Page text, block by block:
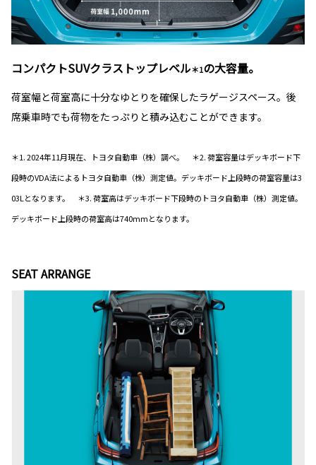
コンパクトSUVクラストップレベル＊1の大容量。
荷室幅と荷室高に十分なゆとりを確保したラゲージスペース。後
席乗車時でも荷物をたっぷりと積み込むことができます。
＊1. 2024年11月現在、トヨタ自動車（株）調べ。 ＊2. 荷室容量はデッキボード下
段時のVDA法によるトヨタ自動車（株）測定値。デッキボード上段時の荷室容量は3
03Lとなります。 ＊3. 荷室高はデッキボード下段時のトヨタ自動車（株）測定値。
デッキボード上段時の荷室高は740mmとなります。
SEAT ARRANGE